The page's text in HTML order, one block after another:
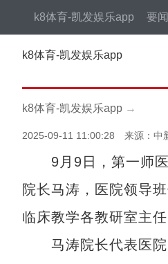
k8体育-凯发娱乐app 要闻
k8体育-凯发娱乐app
k8体育-凯发娱乐app →
2025-09-11 11:00:28 来源：中
9月9日，第一师医
院长马涛，医院领导
临床教学各教研室主
马涛院长代表医院